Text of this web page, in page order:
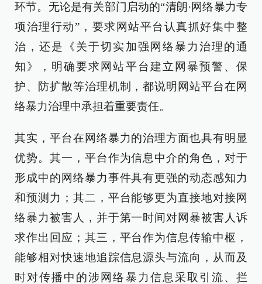
环节。无论是有关部门启动的“清朗·网络暴力专
项治理行动”，要求网站平台认真抓好集中整
治，还是《关于切实加强网络暴力治理的通
知》，明确要求网站平台建立网暴预警、保
护、防扩散等治理机制，都说明网站平台在网
络暴力治理中承担着重要责任。
其实，平台在网络暴力的治理方面也具有明显
优势。其一，平台作为信息中介的角色，对于
形成中的网络暴力事件具有更强的动态感知力
和预测力；其二，平台能够更为直接地对接网
络暴力被害人，并于第一时间对网暴被害人诉
求作出回应；其三，平台作为信息传输中枢，
能够相对快速地追踪信息源头与流向，从而及
时对传播中的涉网络暴力信息采取引流、拦